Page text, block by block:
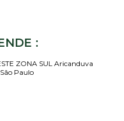
:
ZONA SUL Aricanduva
São Paulo